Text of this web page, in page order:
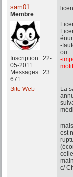
sam01
Membre
Inscription : 22-
05-2011
Messages : 23
671
Site Web
-
ou
-
La
est
c/